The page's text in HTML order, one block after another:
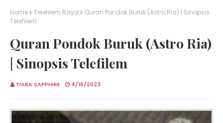
Home Telefilem Raya
Quran Pondok Buruk (Astro Ria) | Sinopsis
Telefilem
Quran Pondok Buruk (Astro Ria)
| Sinopsis Telefilem
TIARA SAPPHIRE 4/16/2023